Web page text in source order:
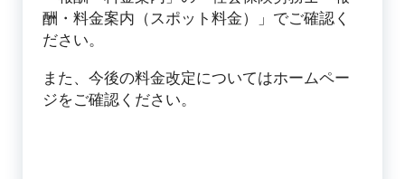
酬・料金案内（スポット料金）」でご確認く
ださい。
また、今後の料金改定についてはホームペー
ジをご確認ください。